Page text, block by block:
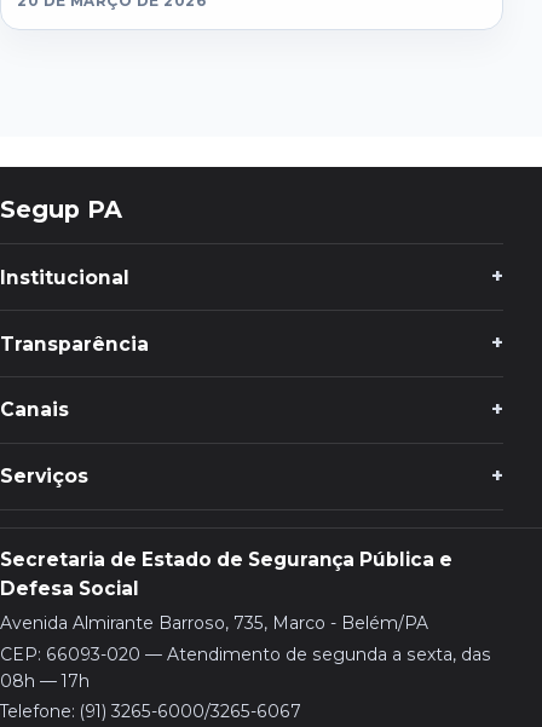
Segup PA
Institucional
Transparência
Canais
Serviços
Secretaria de Estado de Segurança Pública e
Defesa Social
Avenida Almirante Barroso, 735, Marco - Belém/PA
CEP: 66093-020 — Atendimento de segunda a sexta, das
08h — 17h
Telefone: (91) 3265-6000/3265-6067